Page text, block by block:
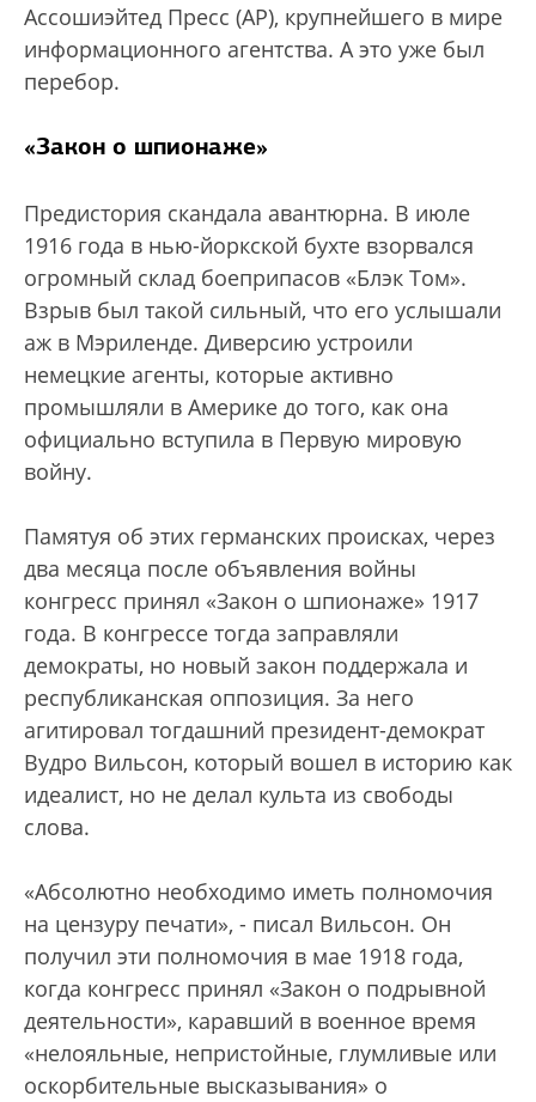
Ассошиэйтед Пресс (AP), крупнейшего в мире
информационного агентства. А это уже был
перебор.
«Закон о шпионаже»
Предистория скандала авантюрна. В июле
1916 года в нью-йоркской бухте взорвался
огромный склад боеприпасов «Блэк Том».
Взрыв был такой сильный, что его услышали
аж в Мэриленде. Диверсию устроили
немецкие агенты, которые активно
промышляли в Америке до того, как она
официально вступила в Первую мировую
войну.
Памятуя об этих германских происках, через
два месяца после объявления войны
конгресс принял «Закон о шпионаже» 1917
года. В конгрессе тогда заправляли
демократы, но новый закон поддержала и
республиканская оппозиция. За него
агитировал тогдашний президент-демократ
Вудро Вильсон, который вошел в историю как
идеалист, но не делал культа из свободы
слова.
«Абсолютно необходимо иметь полномочия
на цензуру печати», - писал Вильсон. Он
получил эти полномочия в мае 1918 года,
когда конгресс принял «Закон о подрывной
деятельности», каравший в военное время
«нелояльные, непристойные, глумливые или
оскорбительные высказывания» о